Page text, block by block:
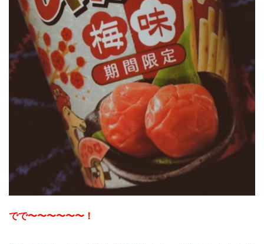
でで〜〜〜〜〜〜！